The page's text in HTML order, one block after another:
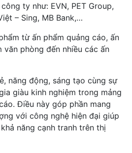
ty như: EVN, PET Group,
– Sing, MB Bank,…
từ ấn phẩm quảng cáo, ấn
văn phòng đến nhiều các ấn
năng động, sáng tạo cùng sự
giàu kinh nghiệm trong mảng
Điều này góp phần mang
với công nghệ hiện đại giúp
năng cạnh tranh trên thị